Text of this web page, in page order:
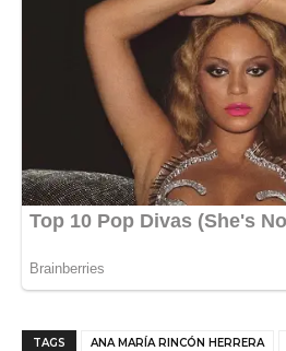
TAGS ANA MARÍA RINCÓN HERRERA